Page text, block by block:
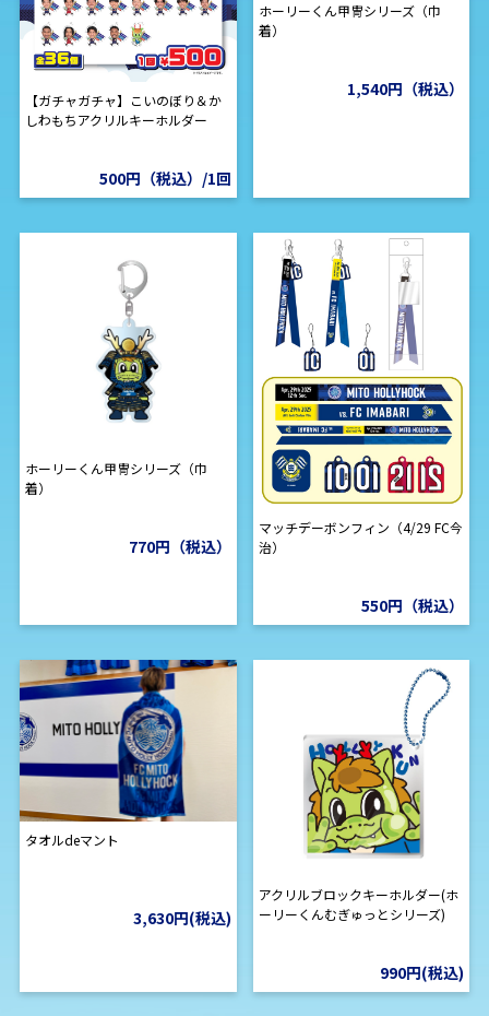
【ガチャガチャ】こいのぼり＆か
しわもちアクリルキーホルダー
500円（税込）/1回
ホーリーくん甲冑シリーズ（巾
着）
1,540円（税込）
ホーリーくん甲冑シリーズ（巾
着）
770円（税込）
マッチデーボンフィン（4/29 FC今
治）
550円（税込）
タオルdeマント
3,630円(税込)
アクリルブロックキーホルダー(ホ
ーリーくんむぎゅっとシリーズ)
990円(税込)